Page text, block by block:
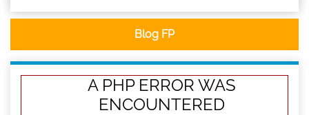
Blog FP
A PHP ERROR WAS
ENCOUNTERED